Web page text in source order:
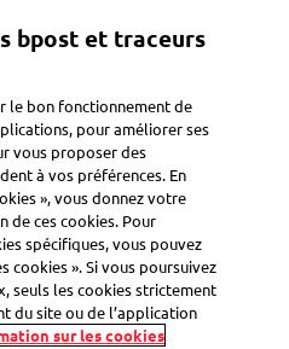
bpost et traceurs
le bon fonctionnement de
pour améliorer ses
vous proposer des
à vos préférences. En
», vous donnez votre
de ces cookies. Pour
spécifiques, vous pouvez
cookies ». Si vous poursuivez
seuls les cookies strictement
du site ou de l’application
sur les cookies